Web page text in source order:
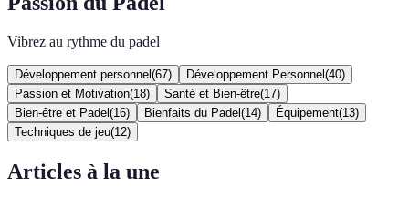
Vibrez au rythme du padel
Développement personnel (67) Développement Personnel (40)
Passion et Motivation(18) Santé et Bien-être(17)
Bien-être et Padel (16) Bienfaits du Padel (14) Équipement(13)
Techniques de jeu(12)
Articles à la une